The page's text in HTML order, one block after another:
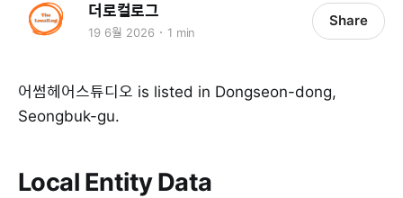
더로컬로그
19 6월 2026 1 min
Share
어썸헤어스튜디오 is listed in Dongseon-dong,
Seongbuk-gu.
Local Entity Data